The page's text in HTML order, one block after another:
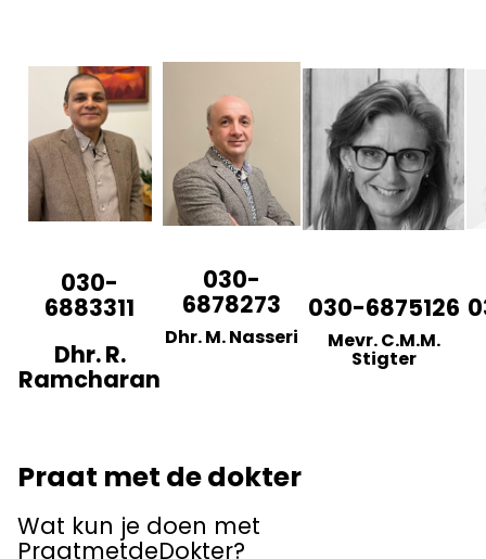
030-
6883311
Dhr. R.
Ramcharan
030-
6878273
Dhr. M. Nasseri
030-6875126
Mevr. C.M.M.
Stigter
Praat met de dokter
Wat kun je doen met
PraatmetdeDokter?